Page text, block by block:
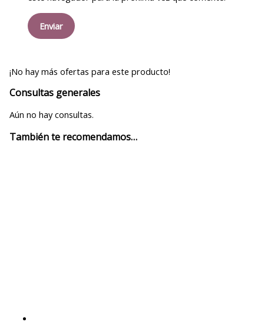
¡No hay más ofertas para este producto!
Consultas generales
Aún no hay consultas.
También te recomendamos…